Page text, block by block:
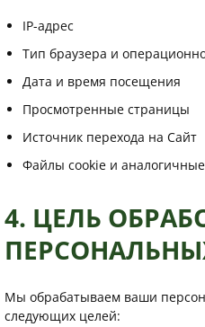
IP-адрес
Тип браузера и
Дата и время посещения
Просмотренные страницы
Источник перехода на Сайт
Файлы cookie и аналогичные
4. ЦЕЛЬ
Мы обрабатываем ваши
следующих целей: